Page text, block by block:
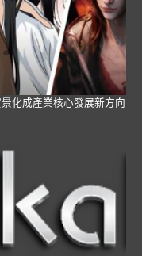
化成產業核心發展新方向